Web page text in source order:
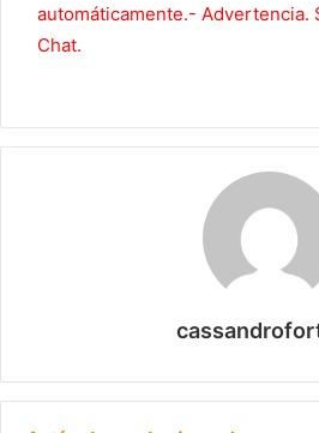
automáticamente.- Advertencia.
Chat.